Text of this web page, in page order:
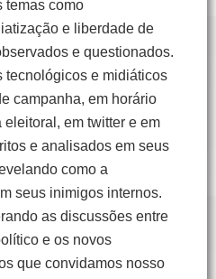
temas como
e liberdade de
e questionados.
tecnológicos e midiáticos
campanha, em horário
em twitter e em
e analisados em seus
como a
seus inimigos internos.
as discussões entre
e os novos
que convidamos nosso